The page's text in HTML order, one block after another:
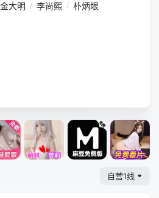
金大明 / 李尚熙 / 朴炳垠
自营1线